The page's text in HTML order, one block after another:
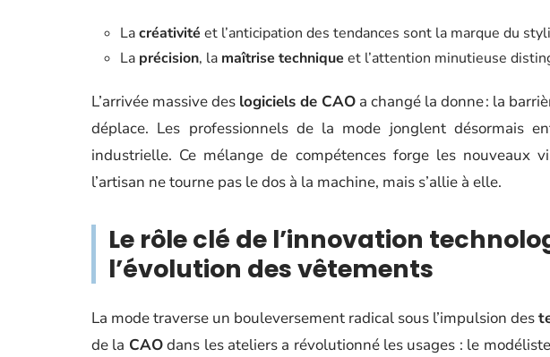
Lacréativité et l’anticipation des tendances sont la marque du
La précision, la maîtrise technique et l’attention minutieuse
L’arrivée massive des logiciels de CAO a changé la donne : la
déplace. Les professionnels de la mode jonglent désormais
industrielle. Ce mélange de compétences forge les nouveaux
l’artisan ne tourne pas le dos à la machine, mais s’allie à elle.
Le rôle clé de l’innovation
l’évolution des vêtements
La mode traverse un bouleversement radical sous l’impulsion des
de la CAOdans les ateliers a révolutionné les usages : le